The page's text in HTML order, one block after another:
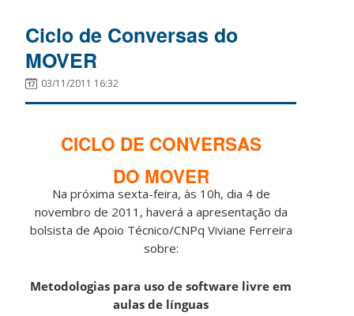
Ciclo de Conversas do
MOVER
03/11/2011 16:32
CICLO DE CONVERSAS
DO MOVER
Na próxima sexta-feira, às 10h, dia 4 de
novembro de 2011, haverá a apresentação da
bolsista de Apoio Técnico/CNPq Viviane Ferreira
sobre:
Metodologias para uso de software livre em
aulas de línguas